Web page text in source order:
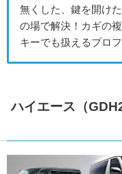
無くした、鍵を開け
の場で解決！カギの
キーでも扱えるプロ
ハイエース（